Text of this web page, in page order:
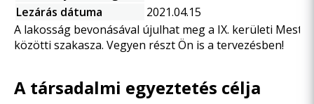
Lezárás dátuma
2021.04.15
A lakosság bevonásával újulhat meg a IX. kerületi
közötti szakasza. Vegyen részt Ön is a tervezésben!
A társadalmi egyeztetés célja